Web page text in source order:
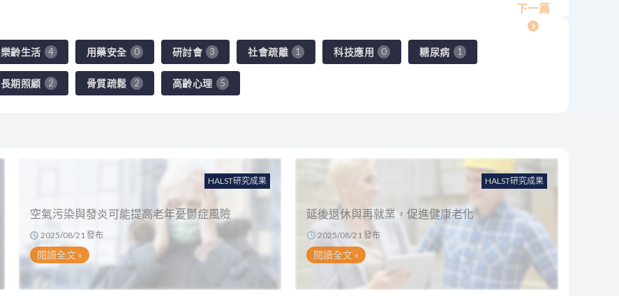
下一篇
樂齡生活 4 用藥安全 0 研討會 3 社會疏離 1 科技應用 0 糖尿病 1
長期照顧 2 骨質疏鬆 2 高齡心理 5
HALST研究成果
空氣污染與發炎可能提高老年憂鬱症風險
2025/08/21 發布
閱讀全文 »
HALST研究成果
延後退休與再就業，促進健康老化
2025/08/21 發布
閱讀全文 »